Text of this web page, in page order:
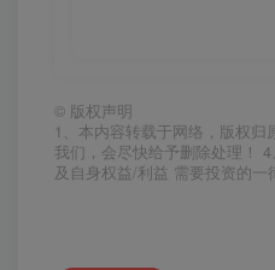
© 版权声明
1、本内容转载于网络，版权
我们，会尽快给予删除处理！
及自身权益/利益 需要投资的